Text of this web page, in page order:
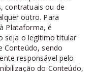
contratuais ou de
outro. Para
Plataforma, é
seja o legítimo titular
Conteúdo, sendo
responsável pelo
do Conteúdo,